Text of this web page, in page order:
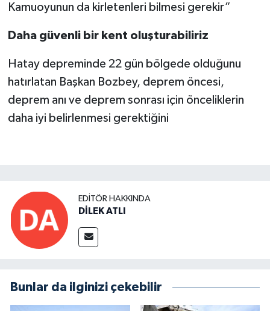
Kamuoyunun da kirletenleri bilmesi gerekir”
Daha güvenli bir kent oluşturabiliriz
Hatay depreminde 22 gün bölgede olduğunu
hatırlatan Başkan Bozbey, deprem öncesi,
deprem anı ve deprem sonrası için önceliklerin
daha iyi belirlenmesi gerektiğini
EDITÖR HAKKINDA
DİLEK ATLI
Bunlar da ilginizi çekebilir